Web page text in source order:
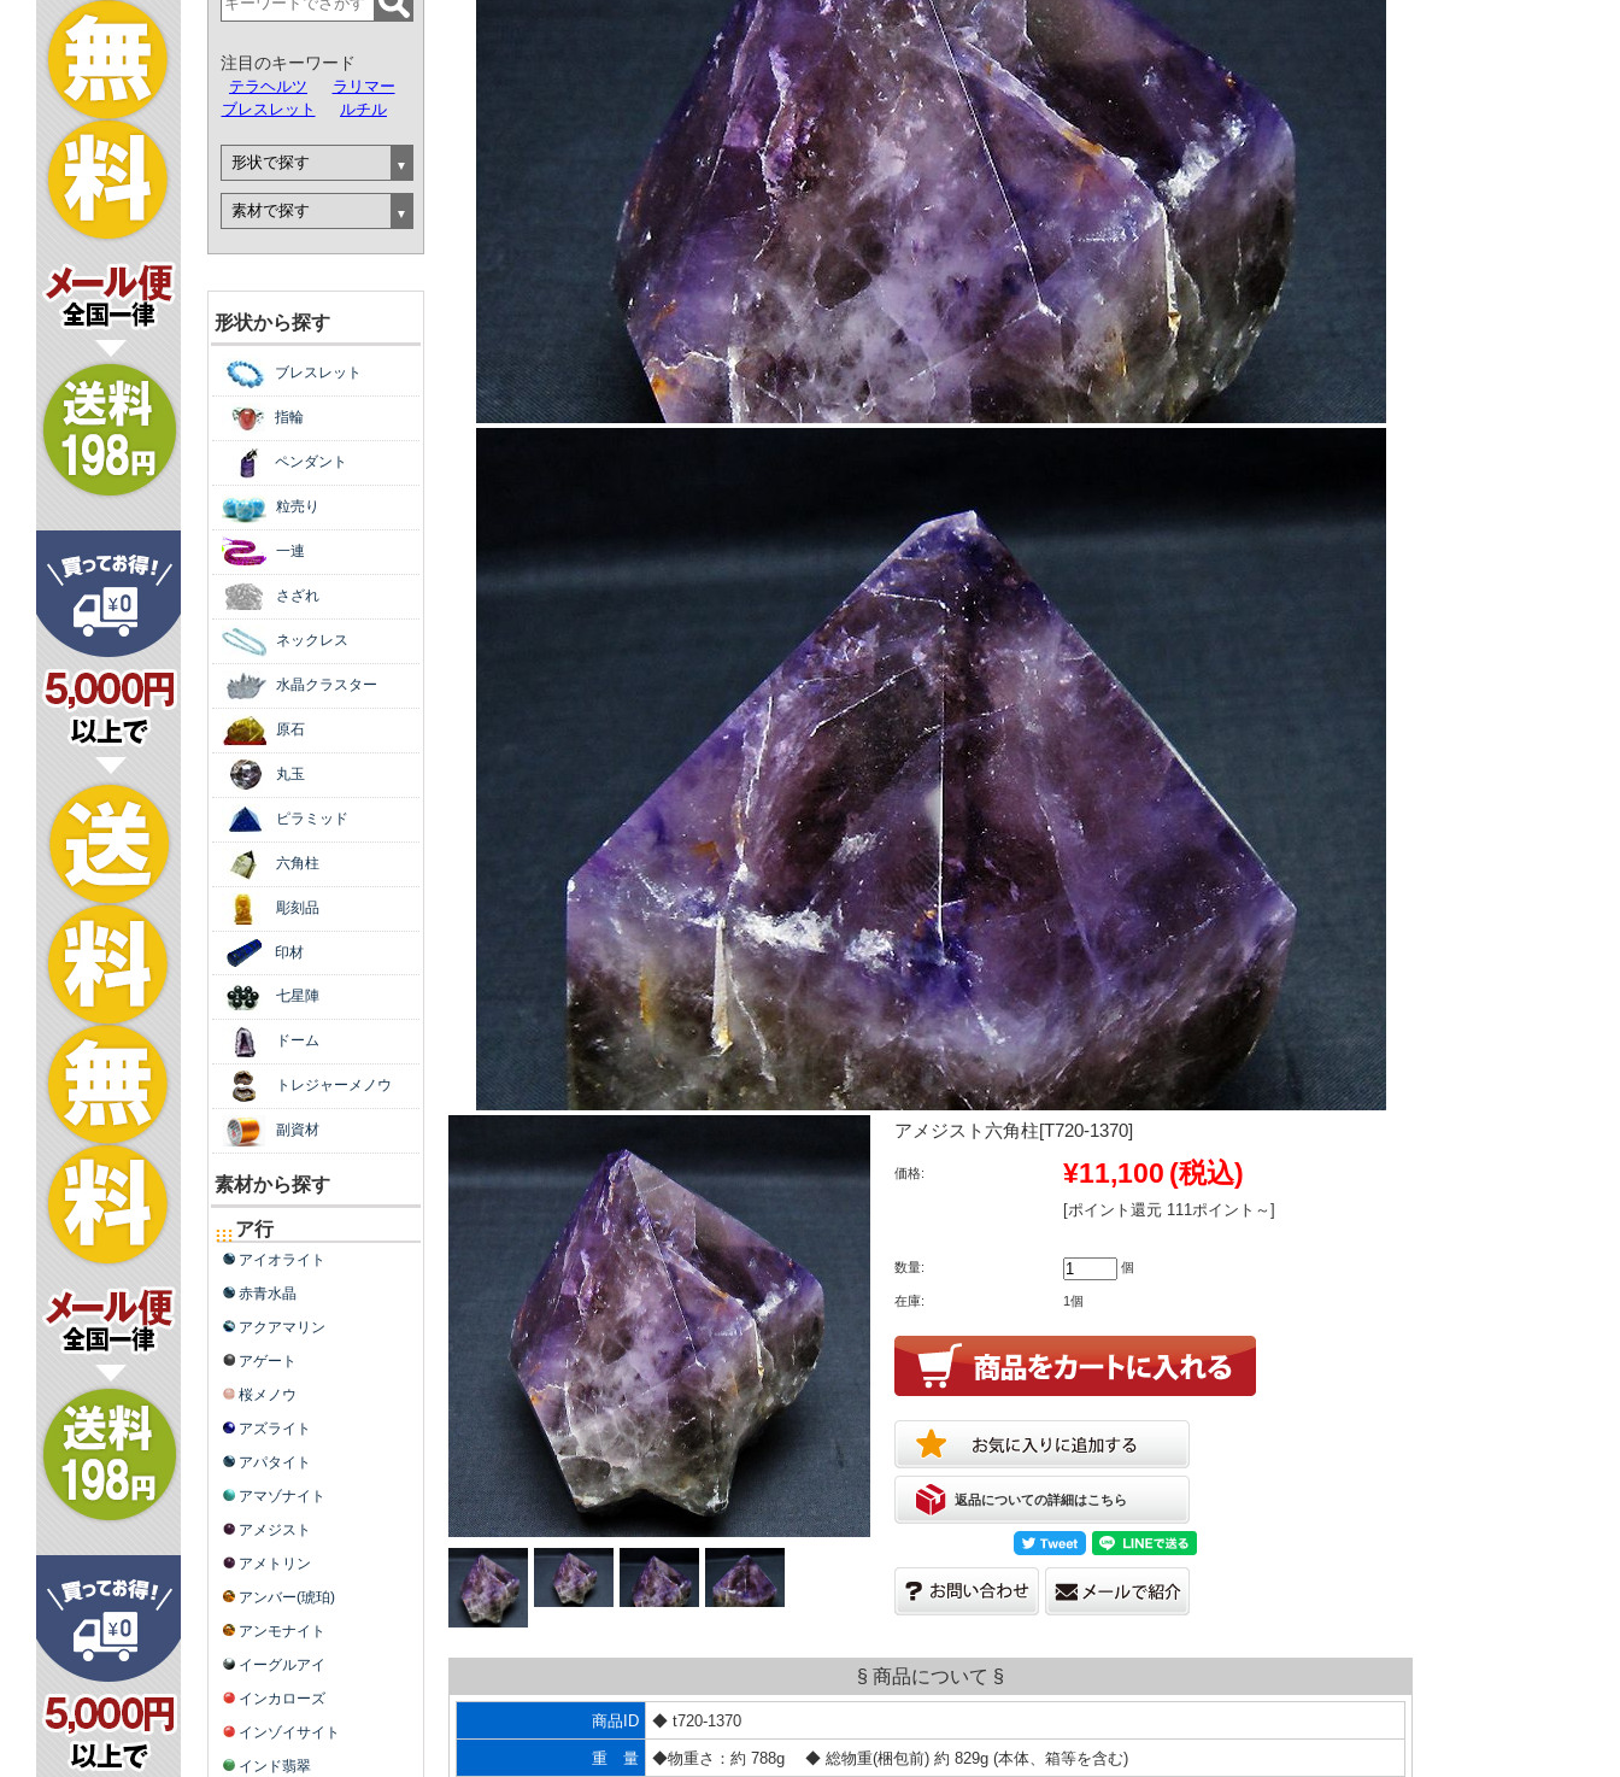
アメジスト六角柱[T720-1370]
価格: ¥11,100 (税込)
[ポイント還元 111ポイント～]
数量: 個
在庫: 1個
返品についての詳細はこちら
§ 商品について §
商品ID ◆ t720-1370
重 量 ◆物重さ：約 788g ◆ 総物重(梱包前) 約 829g (本体、箱等を含む)
注目のキーワード
テラヘルツ
ラリマー
ブレスレット
ルチル
形状から探す
ブレスレット
指輪
ペンダント
粒売り
一連
さざれ
ネックレス
水晶クラスター
原石
丸玉
ピラミッド
六角柱
彫刻品
印材
七星陣
ドーム
トレジャーメノウ
副資材
素材から探す
ア行
アイオライト
赤青水晶
アクアマリン
アゲート
桜メノウ
アズライト
アパタイト
アマゾナイト
アメジスト
アメトリン
アンバー(琥珀)
アンモナイト
イーグルアイ
インカローズ
インゾイサイト
インド翡翠